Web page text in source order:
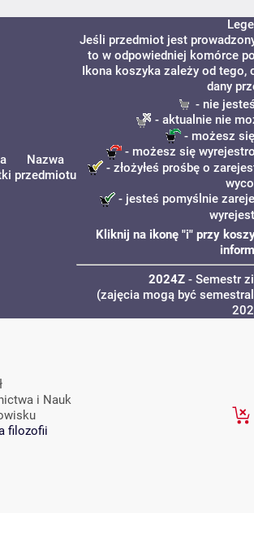
Nazwa
przedmiotu
Jeśli przedmiot jest
to w odpowiedniej komórce
Ikona koszyka zależy od tego,
dany
- nie
- aktualnie nie
- możesz
- możesz się
- złożyłeś prośbę o
- jesteś pomyślnie
Kliknij na ikonę "i" przy
2024Z- Semestr
(zajęcia mogą być
i Nauk
filozofii